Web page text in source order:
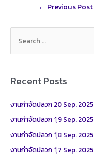
← Previous Post
h
Recent Posts
งานกำจัดปลวก 20 Sep. 2025
งานกำจัดปลวก 1ุ9 Sep. 2025
งานกำจัดปลวก 1ุ8 Sep. 2025
งานกำจัดปลวก 1ุ7 Sep. 2025